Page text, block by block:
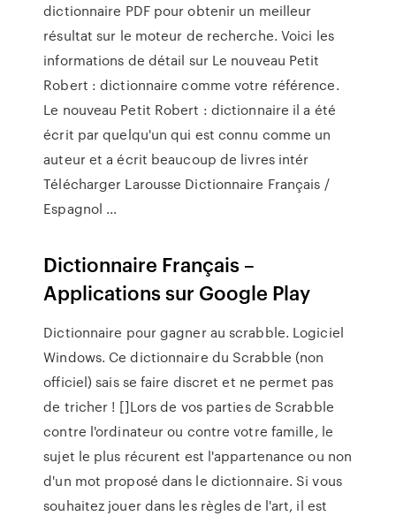
dictionnaire PDF pour obtenir un meilleur
résultat sur le moteur de recherche. Voici les
informations de détail sur Le nouveau Petit
Robert : dictionnaire comme votre référence.
Le nouveau Petit Robert : dictionnaire il a été
écrit par quelqu'un qui est connu comme un
auteur et a écrit beaucoup de livres intér
Télécharger Larousse Dictionnaire Français /
Espagnol ...
Dictionnaire Français –
Applications sur Google Play
Dictionnaire pour gagner au scrabble. Logiciel
Windows. Ce dictionnaire du Scrabble (non
officiel) sais se faire discret et ne permet pas
de tricher ! []Lors de vos parties de Scrabble
contre l'ordinateur ou contre votre famille, le
sujet le plus récurent est l'appartenance ou non
d'un mot proposé dans le dictionnaire. Si vous
souhaitez jouer dans les règles de l'art, il est